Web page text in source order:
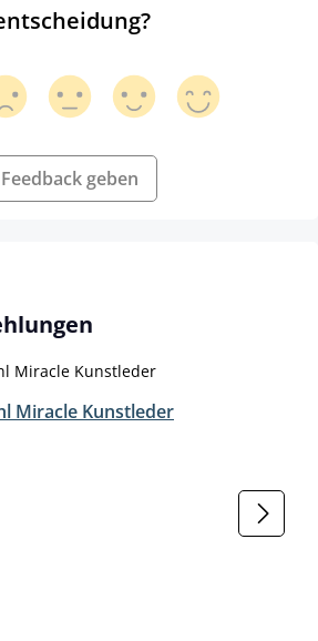
Feedback geben
Miracle Kunstleder